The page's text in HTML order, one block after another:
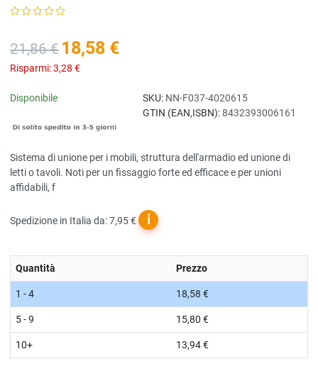
21,86 € 18,58 €
Risparmi:3,28 €
Disponibile SKU: NN-F037-4020615
GTIN (EAN,ISBN): 8432393006161
Sistema di unione per i mobili, struttura dell'armadio ed unione di
letti o tavoli. Noti per un fissaggio forte ed efficace e per unioni
affidabili, f
Spedizione in Italia da: 7,95 € ℹ
Quantità Prezzo
1 - 4 18,58 €
5 - 9 15,80 €
10+ 13,94 €